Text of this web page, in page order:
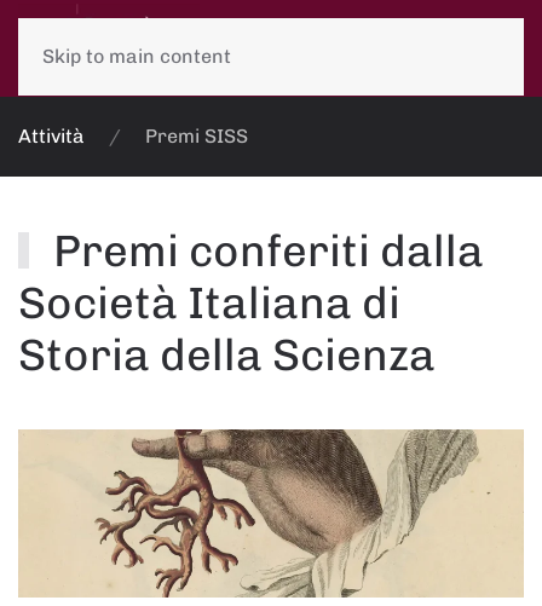
Skip to main content
Attività Premi SISS
Premi conferiti dalla
Società Italiana di
Storia della Scienza